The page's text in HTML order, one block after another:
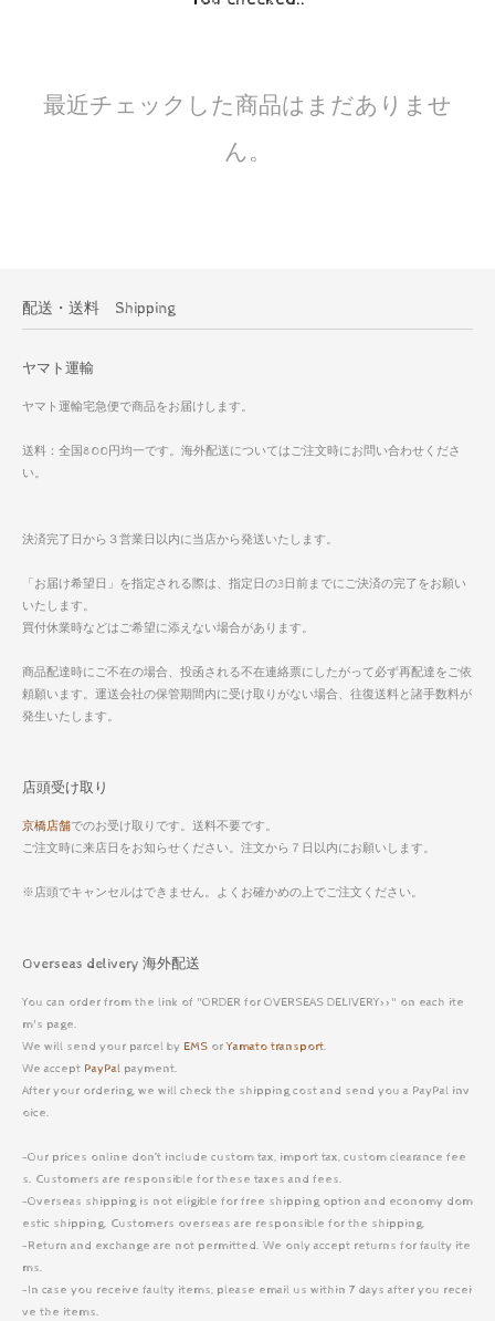
最近チェックした商品はまだありませ
ん。
配送・送料 Shipping
ヤマト運輸
ヤマト運輸宅急便で商品をお届けします。
送料：全国800円均一です。海外配送についてはご注文時にお問い合わせくださ
い。
決済完了日から３営業日以内に当店から発送いたします。
「お届け希望日」を指定される際は、指定日の3日前までにご決済の完了をお願い
いたします。
買付休業時などはご希望に添えない場合があります。
商品配達時にご不在の場合、投函される不在連絡票にしたがって必ず再配達をご依
頼願います。運送会社の保管期間内に受け取りがない場合、往復送料と諸手数料が
発生いたします。
店頭受け取り
京橋店舗でのお受け取りです。送料不要です。
ご注文時に来店日をお知らせください。注文から７日以内にお願いします。
※店頭でキャンセルはできません。よくお確かめの上でご注文ください。
Overseas delivery 海外配送
You can order from the link of "ORDER for OVERSEAS DELIVERY>>" on each ite
m's page.
We will send your parcel by EMS orYamato transport.
We accept PayPal payment.
After your ordering, we will check the shipping cost and send you a PayPal inv
oice.
-Our prices online don’t include custom tax, import tax, custom clearance fee
s. Customers are responsible for these taxes and fees.
-Overseas shipping is not eligible for free shipping option and economy dom
estic shipping. Customers overseas are responsible for the shipping.
-Return and exchange are not permitted. We only accept returns for faulty ite
ms.
-In case you receive faulty items, please email us within 7 days after you recei
ve the items.